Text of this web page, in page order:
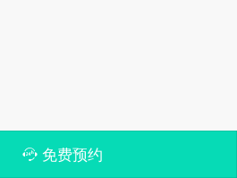
免费预约